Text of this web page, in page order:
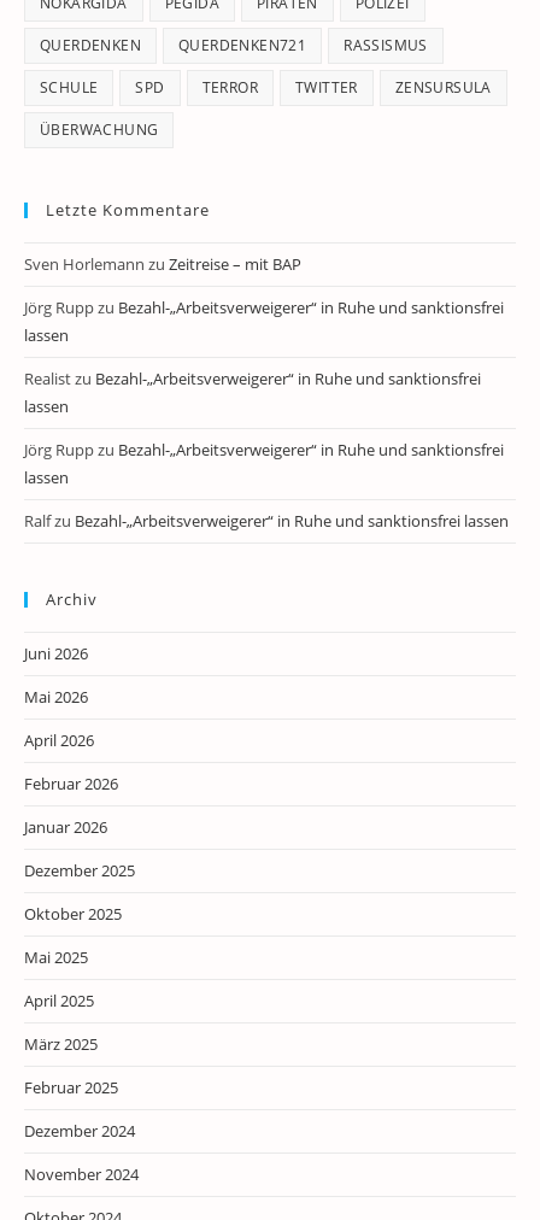
QUERDENKEN QUERDENKEN721 RASSISMUS
SCHULE SPD TERROR TWITTER ZENSURSULA
ÜBERWACHUNG
Letzte Kommentare
Sven Horlemann zu Zeitreise – mit BAP
Jörg Ruppzu Bezahl-„Arbeitsverweigerer“ in Ruhe und sanktionsfrei
lassen
Realistzu Bezahl-„Arbeitsverweigerer“ in Ruhe und sanktionsfrei
lassen
Jörg Ruppzu Bezahl-„Arbeitsverweigerer“ in Ruhe und sanktionsfrei
lassen
Ralfzu Bezahl-„Arbeitsverweigerer“ in Ruhe und sanktionsfrei lassen
Archiv
Juni 2026
Mai 2026
April 2026
Februar 2026
Januar 2026
Dezember 2025
Oktober 2025
Mai 2025
April 2025
März 2025
Februar 2025
Dezember 2024
November 2024